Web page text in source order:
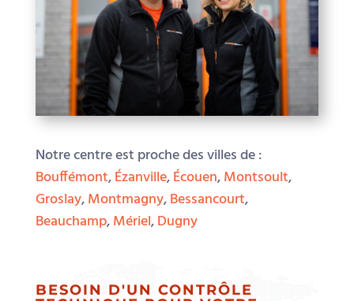
Notre centre est proche des villes de :
Bouffémont,Ézanville,Écouen,Montsoult,
Groslay,Montmagny,Bessancourt,
Beauchamp,Mériel,Dugny
BESOIN D'UN CONTRÔLE